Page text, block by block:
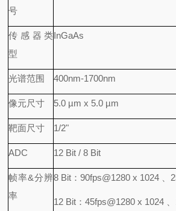
号
传感器类
型
InGaAs
光谱范围 400nm-1700nm
像元尺寸 5.0 µm x 5.0 µm
靶面尺寸 1/2"
ADC 12 Bit / 8 Bit
帧率&分辨
率
8 Bit：90fps@1280 x 1024 、
12 Bit：45fps@1280 x 1024